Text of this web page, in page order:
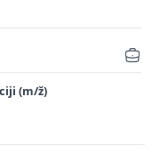
(m/ž)